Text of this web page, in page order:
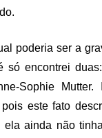
poderia ser a
só encontrei
Sophie Mutter.
este fato
ainda não